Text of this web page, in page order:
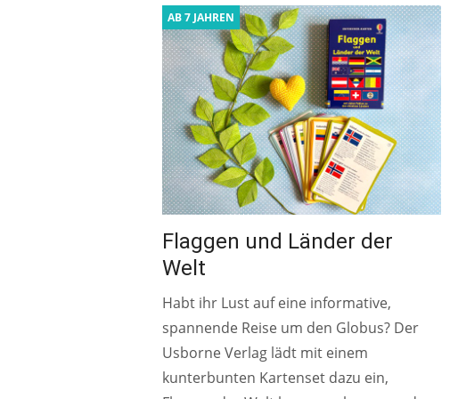
AB 7 JAHREN
Flaggen und Länder der
Welt
Habt ihr Lust auf eine informative,
spannende Reise um den Globus? Der
Usborne Verlag lädt mit einem
kunterbunten Kartenset dazu ein,